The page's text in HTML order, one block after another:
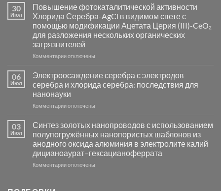
Пламенный
синтез
катализаторов
и
сенсоров
на
основе
группы
30
Июл
Повышение фотокаталитической активности
Хлорида Серебра-AgCl в видимом свете с
помощью модификации Ацетата Церия (III)-CeO₂
для разложения нескольких органических
загрязнителей
Комментариик
фотокаталитической
активности
Хлорида
Серебра-
в
видимом
свете
с
помощью
модификации
отключены
06
Июл
Электроосаждение серебра с электродов
серебра и хлорида серебра: последствия для
нанонауки
Комментариик
серебра
с
электродов
серебра
и
отключены
03
Июл
Синтез золотых нанопроводов с использованием
полупогружённых нанопористых шаблонов из
анодного оксида алюминия в электролите калий
дицианоаурат–гексацианоферрата
Комментариикотключены